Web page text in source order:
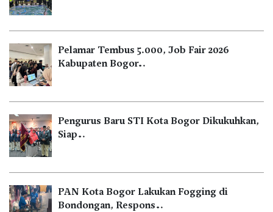
Pelamar Tembus 5.000, Job Fair 2026
Kabupaten Bogor…
Pengurus Baru STI Kota Bogor Dikukuhkan,
Siap…
PAN Kota Bogor Lakukan Fogging di
Bondongan, Respons…